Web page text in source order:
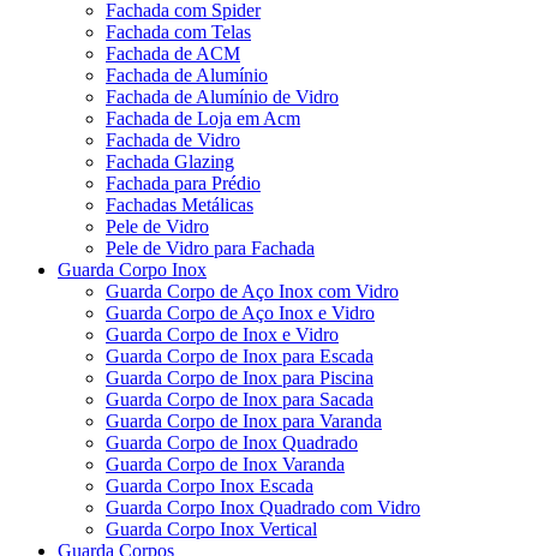
Fachada com Spider
Fachada com Telas
Fachada de ACM
Fachada de Alumínio
Fachada de Alumínio de Vidro
Fachada de Loja em Acm
Fachada de Vidro
Fachada Glazing
Fachada para Prédio
Fachadas Metálicas
Pele de Vidro
Pele de Vidro para Fachada
Guarda Corpo Inox
Guarda Corpo de Aço Inox com Vidro
Guarda Corpo de Aço Inox e Vidro
Guarda Corpo de Inox e Vidro
Guarda Corpo de Inox para Escada
Guarda Corpo de Inox para Piscina
Guarda Corpo de Inox para Sacada
Guarda Corpo de Inox para Varanda
Guarda Corpo de Inox Quadrado
Guarda Corpo de Inox Varanda
Guarda Corpo Inox Escada
Guarda Corpo Inox Quadrado com Vidro
Guarda Corpo Inox Vertical
Guarda Corpos